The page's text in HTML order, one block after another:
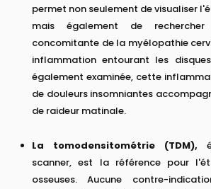
permet non seulement de visualiser
mais également de rechercher
concomitante de la myélopathie
inflammation entourant les
également examinée, cette
de douleurs insomniantes
de raideur matinale.
La tomodensitométrie (TDM),
scanner, est la référence pour
osseuses. Aucune contre-